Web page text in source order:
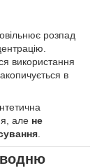
розпад
використання
в
але не
.
водню